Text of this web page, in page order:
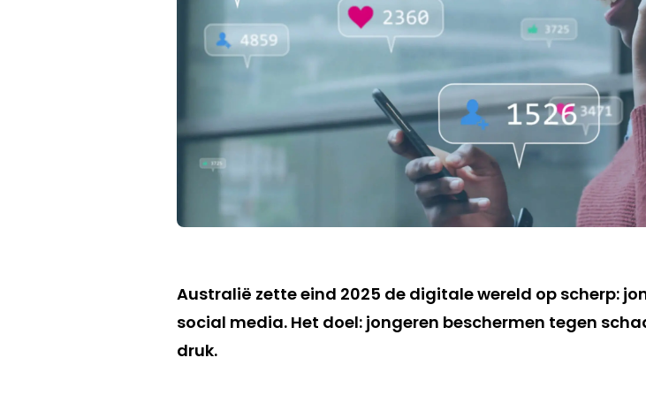
Australië zette eind 2025 de digitale wereld op scherp:
social media. Het doel: jongeren beschermen tegen
druk.